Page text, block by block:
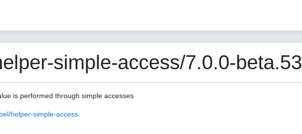
simple-access/7.0.0-beta.53
is performed through simple accesses
helper-simple-access